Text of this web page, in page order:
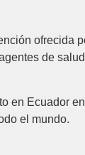
de
en Ecuador
el mundo.